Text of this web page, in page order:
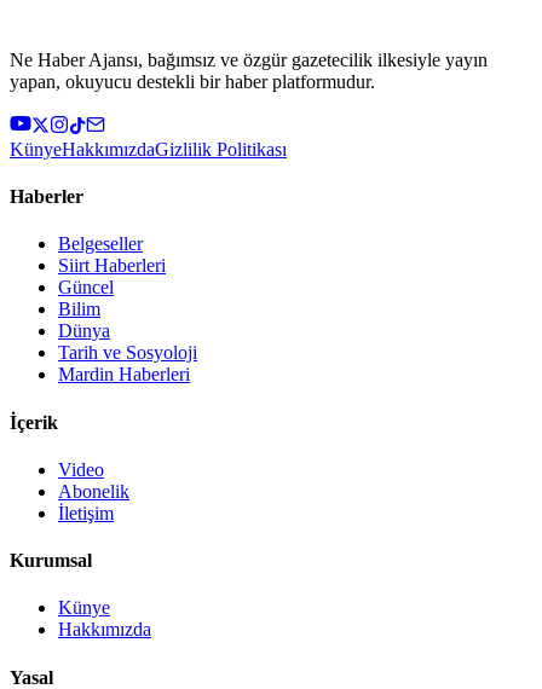
Ne Haber Ajansı, bağımsız ve özgür gazetecilik ilkesiyle yayın
yapan, okuyucu destekli bir haber platformudur.
KünyeHakkımızdaGizlilik Politikası
Haberler
Belgeseller
Siirt Haberleri
Güncel
Bilim
Dünya
Tarih ve Sosyoloji
Mardin Haberleri
İçerik
Video
Abonelik
İletişim
Kurumsal
Künye
Hakkımızda
Yasal